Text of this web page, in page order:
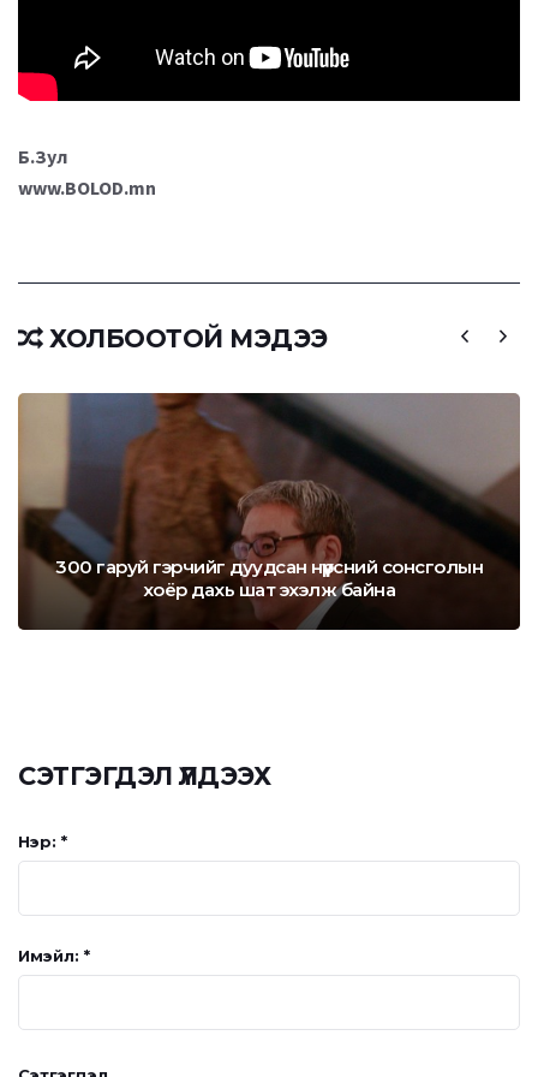
Б.Зул
www.BOLOD.mn
ХОЛБООТОЙ МЭДЭЭ
300 гаруй гэрчийг дуудсан нүүрсний сонсголын
хоёр дахь шат эхэлж байна
СЭТГЭГДЭЛ ҮЛДЭЭХ
Нэр: *
Имэйл: *